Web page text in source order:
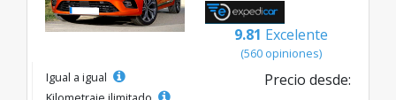
9.81 Excelente
(560 opiniones)
Igual a igual
Precio desde: